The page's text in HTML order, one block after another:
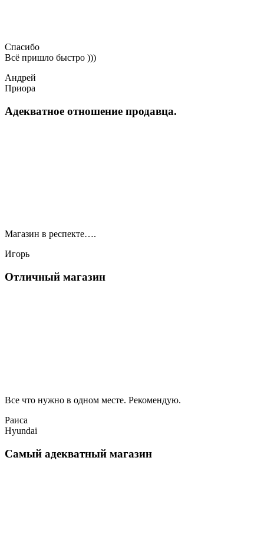
Спасибо
Всё пришло быстро )))
Андрей
Приора
Адекватное отношение продавца.
Магазин в респекте….
Игорь
Отличный магазин
Все что нужно в одном месте. Рекомендую.
Раиса
Hyundai
Самый адекватный магазин